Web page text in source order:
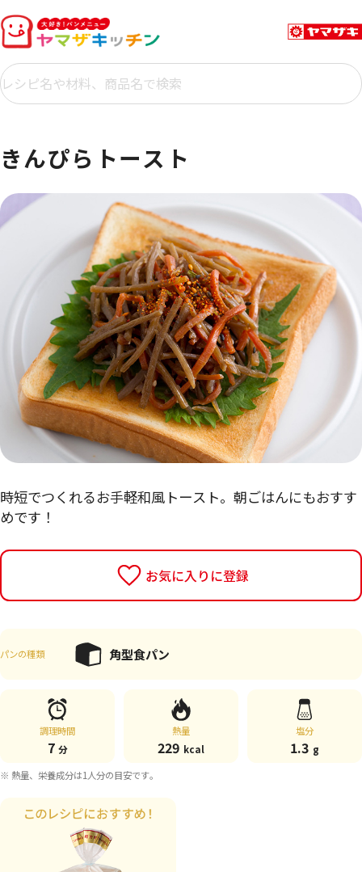
きんぴらトースト
時短でつくれるお手軽和風トースト。朝ごはんにもおすす
めです！
お気に入りに登録
パンの種類 角型食パン
調理時間
7 分
熱量
229 kcal
塩分
1.3 g
※ 熱量、栄養成分は1人分の目安です。